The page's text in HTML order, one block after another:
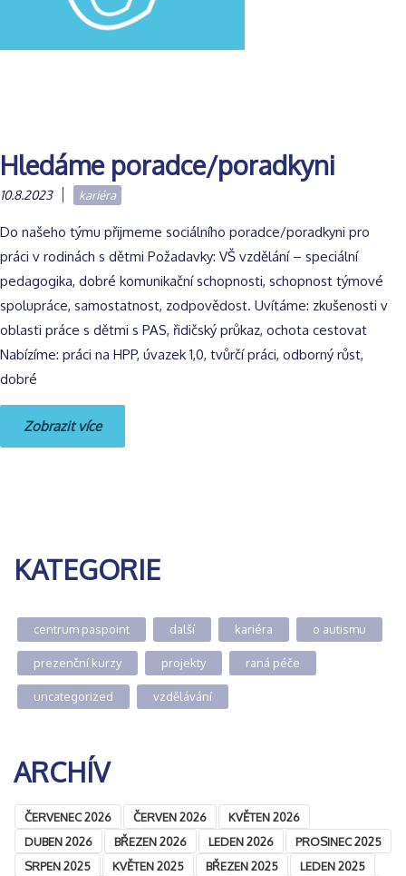
Hledáme poradce/poradkyni
10.8.2023 kariéra
Do našeho týmu přijmeme sociálního poradce/poradkyni pro
práci v rodinách s dětmi Požadavky: VŠ vzdělání – speciální
pedagogika, dobré komunikační schopnosti, schopnost týmové
spolupráce, samostatnost, zodpovědost. Uvítáme: zkušenosti v
oblasti práce s dětmi s PAS, řidičský průkaz, ochota cestovat
Nabízíme: práci na HPP, úvazek 1,0, tvůrčí práci, odborný růst,
dobré
Zobrazit více
KATEGORIE
centrum paspoint další kariéra o autismu
prezenční kurzy projekty raná péče
uncategorized vzdělávání
ARCHÍV
ČERVENEC 2026 ČERVEN 2026
KVĚTEN 2026
DUBEN 2026
BŘEZEN 2026 LEDEN 2026
PROSINEC 2025
SRPEN 2025
KVĚTEN 2025 BŘEZEN 2025
LEDEN 2025